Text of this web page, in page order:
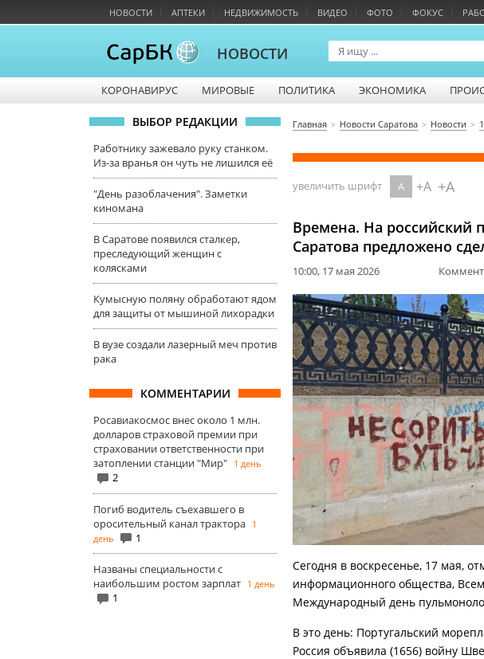
НОВОСТИ АПТЕКИ НЕДВИЖИМОСТЬ ВИДЕО ФОТО ФОКУС
НОВОСТИ
КОРОНАВИРУС МИРОВЫЕ ПОЛИТИКА ЭКОНОМИКА
ВЫБОР РЕДАКЦИИ
Работнику зажевало руку станком.
Из-за вранья он чуть не лишился её
"День разоблачения". Заметки
киномана
В Саратове появился сталкер,
преследующий женщин с
колясками
Кумысную поляну обработают ядом
для защиты от мышиной лихорадки
В вузе создали лазерный меч против
рака
КОММЕНТАРИИ
Росавиакосмос внес около 1 млн.
долларов страховой премии при
страховании ответственности при
затоплении станции "Мир" 1 день
2
Погиб водитель съехавшего в
оросительный канал трактора 1
день
1
Названы специальности с
наибольшим ростом зарплат 1 день
1
Главная Новости Саратова Новости
увеличить шрифт A +A +A
Времена. На российский
Саратова предложено
10:00, 17 мая 2026
Сегодня в воскресенье, 17 мая,
информационного общества,
Международный день
В это день: Португальский
Россия объявила (1656) войну